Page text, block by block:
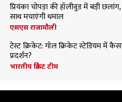
प्रियंका चोपड़ा की हॉलीवुड में बड़ी
साथ मचाएंगी धमाल
एसएस राजामौली
टेस्ट क्रिकेट: गॉल क्रिकेट स्टेडियम में
प्रदर्शन?
भारतीय क्रिकेट टीम